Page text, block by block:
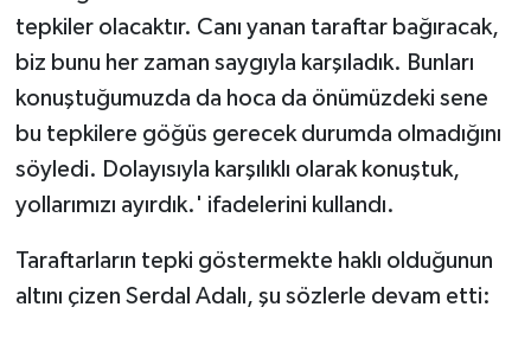
tepkiler olacaktır. Canı yanan taraftar bağıracak,
biz bunu her zaman saygıyla karşıladık. Bunları
konuştuğumuzda da hoca da önümüzdeki sene
bu tepkilere göğüs gerecek durumda olmadığını
söyledi. Dolayısıyla karşılıklı olarak konuştuk,
yollarımızı ayırdık.' ifadelerini kullandı.
Taraftarların tepki göstermekte haklı olduğunun
altını çizen Serdal Adalı, şu sözlerle devam etti: